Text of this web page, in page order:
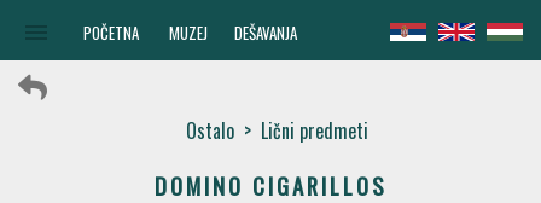
POČETNA MUZEJ DEŠAVANJA
Ostalo> Lični predmeti
DOMINO CIGARILLOS